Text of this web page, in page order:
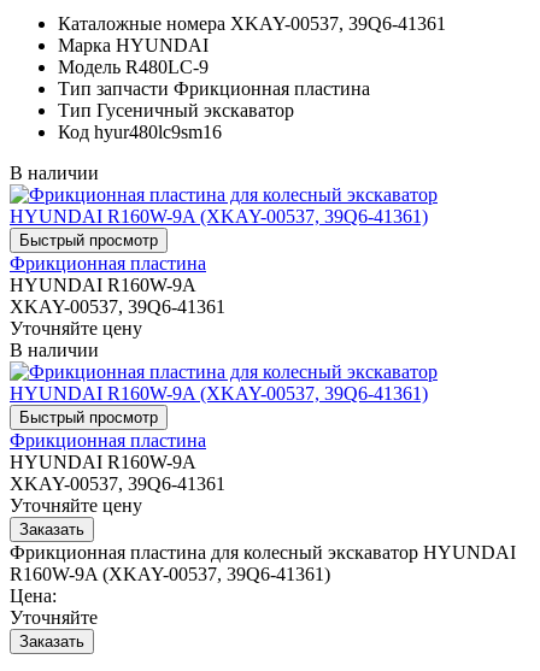
Каталожные номера XKAY-00537, 39Q6-41361
Марка HYUNDAI
Модель R480LC-9
Тип запчасти Фрикционная пластина
Тип Гусеничный экскаватор
Код hyur480lc9sm16
В наличии
Фрикционная пластина
HYUNDAI R160W-9A
XKAY-00537, 39Q6-41361
Уточняйте цену
В наличии
Фрикционная пластина
HYUNDAI R160W-9A
XKAY-00537, 39Q6-41361
Уточняйте цену
Фрикционная пластина для колесный экскаватор HYUNDAI
R160W-9A (XKAY-00537, 39Q6-41361)
Цена:
Уточняйте